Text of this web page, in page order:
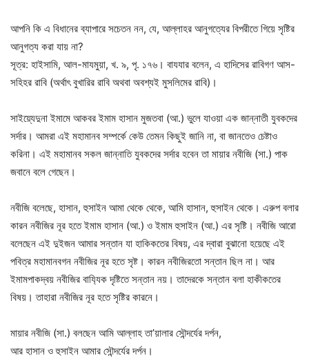
আপনি কি এ বিধানের ব্যাপারে সচেতন নন, যে, আল্লাহর আনুগত্যের বিপরীতে গিয়ে সৃষ্টির
আনুগত্য করা যায় না?
সূত্র: হাইসামি, আল-মাযমুয়া, খ. ৯, পৃ. ১৭৬। বাযযার বলেন, এ হাদিসের রাবিগণ আস-
সহিহর রাবি (অর্থাৎ বুখারির রাবি অথবা অবশ্যই মুসলিমের রাবি)।
সাইয়্যেদুনা ইমামে আকবর ইমাম হাসান মুজতবা (আ.) ভুলে যাওয়া এক জান্নাতী যুবকদের
সর্দার। আমরা এই মহামানব সম্পর্কে কেউ তেমন কিছুই জানি না, বা জানতেও চেষ্টাও
করিনা। এই মহামানব সকল জান্নাতি যুবকদের সর্দার হবেন তা মায়ার নবীজি (সা.) পাক
জবানে বলে গেছেন।
নবীজি বলেছে, হাসান, হুসাইন আমা থেকে থেকে, আমি হাসান, হুসাইন থেকে। এরুপ বলার
কারন নবীজির নূর হতে ইমাম হাসান (আ.) ও ইমাম হুসাইন (আ.) এর সৃষ্টি। নবীজি আরো
বলেছেন এই দুইজন আমার সন্তান যা হাকিকতের বিষয়, এর দ্বারা বুঝানো হয়েছে এই
পবিত্র মহামানবগন নবীজির নূর হতে সৃষ্ট। কারন নবীজিরতো সন্তান ছিল না। আর
ইমামপাকদ্বয় নবীজির বায‍্যিক দৃষ্টিতে সন্তান নয়। তাদেরকে সন্তান বলা হাকীকতের
বিষয়। তাহারা নবীজির নূর হতে সৃষ্টির কারনে।
মায়ার নবীজি (সা.) বলছেন আমি আল্লাহ তা’য়ালার সৌন্দর্যের দর্পন,
আর হাসান ও হুসাইন আমার সৌন্দর্যের দর্পন।